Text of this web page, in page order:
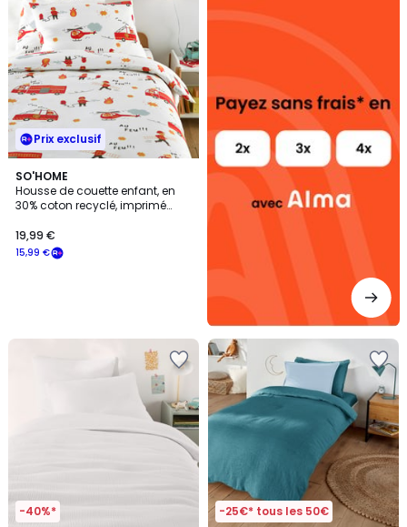
Prix exclusif
SO'HOME
Housse de couette enfant, en
30% coton recyclé, imprimé
15,99 €
19,99 €
sans
-40%* -25€* tous les 50€